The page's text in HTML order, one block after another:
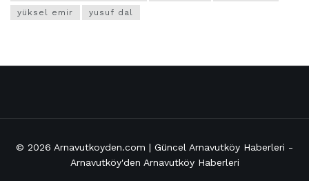
yüksel emir
yusuf dal
© 2026 Arnavutkoyden.com | Güncel Arnavutköy Haberleri -
Arnavutköy'den Arnavutköy Haberleri